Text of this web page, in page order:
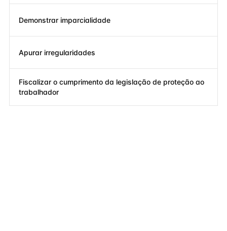
Demonstrar imparcialidade
Apurar irregularidades
Fiscalizar o cumprimento da legislação de proteção ao
trabalhador